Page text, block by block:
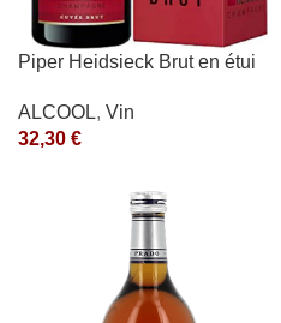
Piper Heidsieck Brut en étui
ALCOOL, Vin
32,30 €